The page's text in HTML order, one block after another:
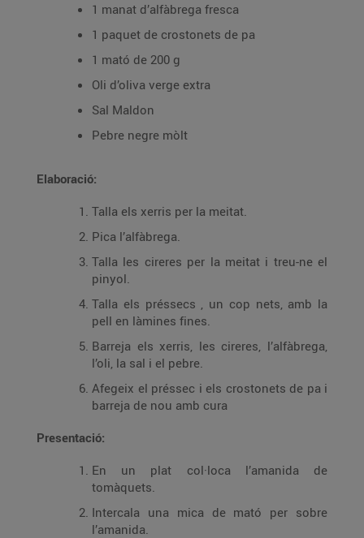
1 manat d’alfàbrega fresca
1 paquet de crostonets de pa
1 mató de 200 g
Oli d’oliva verge extra
Sal Maldon
Pebre negre mòlt
Elaboració:
Talla els xerris per la meitat.
Pica l’alfàbrega.
Talla les cireres per la meitat i treu-ne el
pinyol.
Talla els préssecs , un cop nets, amb la
pell en làmines fines.
Barreja els xerris, les cireres, l’alfàbrega,
l’oli, la sal i el pebre.
Afegeix el préssec i els crostonets de pa i
barreja de nou amb cura
Presentació:
En un plat col·loca l’amanida de
tomàquets.
Intercala una mica de mató per sobre
l’amanida.